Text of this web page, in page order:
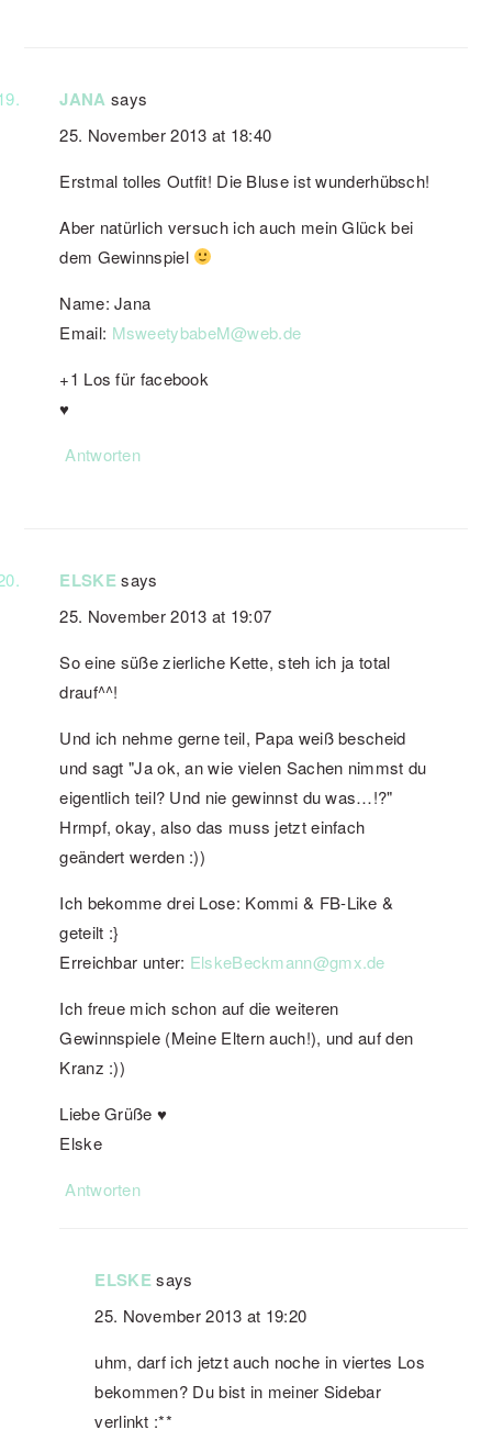
JANA says
25. November 2013 at 18:40
Erstmal tolles Outfit! Die Bluse ist wunderhübsch!
Aber natürlich versuch ich auch mein Glück bei
dem Gewinnspiel
Name: Jana
Email: MsweetybabeM@web.de
+1 Los für facebook
♥
Antworten
ELSKE says
25. November 2013 at 19:07
So eine süße zierliche Kette, steh ich ja total
drauf^^!
Und ich nehme gerne teil, Papa weiß bescheid
und sagt "Ja ok, an wie vielen Sachen nimmst du
eigentlich teil? Und nie gewinnst du was…!?"
Hrmpf, okay, also das muss jetzt einfach
geändert werden :))
Ich bekomme drei Lose: Kommi & FB-Like &
geteilt :}
Erreichbar unter: ElskeBeckmann@gmx.de
Ich freue mich schon auf die weiteren
Gewinnspiele (Meine Eltern auch!), und auf den
Kranz :))
Liebe Grüße ♥
Elske
Antworten
ELSKE says
25. November 2013 at 19:20
uhm, darf ich jetzt auch noche in viertes Los
bekommen? Du bist in meiner Sidebar
verlinkt :**